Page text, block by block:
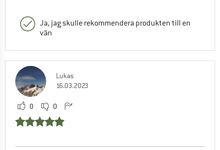
Ja, jag skulle rekommendera produkten till en
vän
Lukas
16.03.2023
0 0